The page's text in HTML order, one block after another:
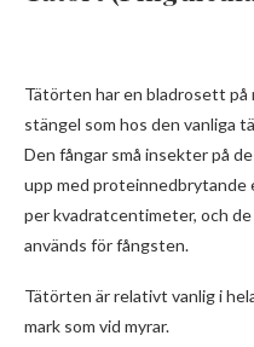
Tätörten har en bladrosett på
stängel som hos den vanliga
Den fångar små insekter på
upp med proteinnedbrytande
per kvadratcentimeter, och
används för fångsten.
Tätörten är relativt vanlig i
mark som vid myrar.